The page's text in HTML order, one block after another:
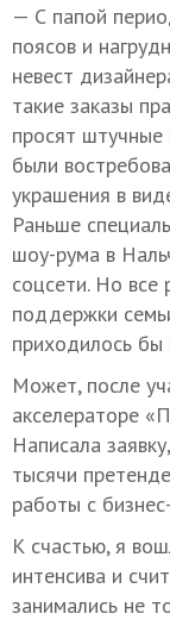
— С папой
поясов и
невест
такие заказы
просят штучные
были
украшения в
Раньше
шоу-рума в
соцсети. Но все
поддержки
приходилось бы
Может, после
акселераторе
Написала
тысячи
работы с
К счастью, я
интенсива и
занимались не